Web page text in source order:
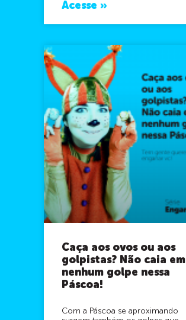
Acesse »
Caça aos ovos ou aos
golpistas? Não caia em
nenhum golpe nessa
Páscoa!
Com a Páscoa se aproximando